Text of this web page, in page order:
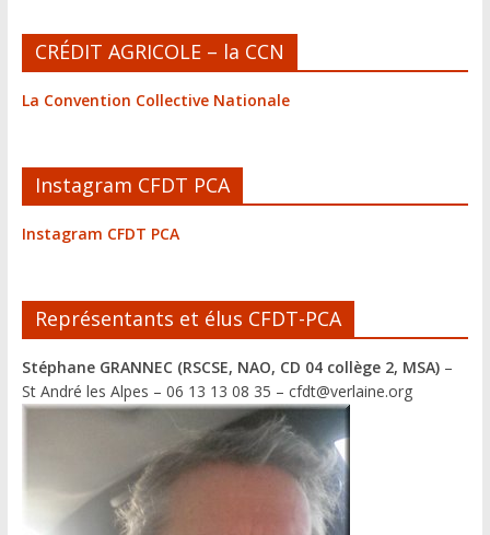
CRÉDIT AGRICOLE – la CCN
La Convention Collective Nationale
Instagram CFDT PCA
Instagram CFDT PCA
Représentants et élus CFDT-PCA
Stéphane GRANNEC (RSCSE, NAO, CD 04 collège 2, MSA)–
St André les Alpes – 06 13 13 08 35 – cfdt@verlaine.org